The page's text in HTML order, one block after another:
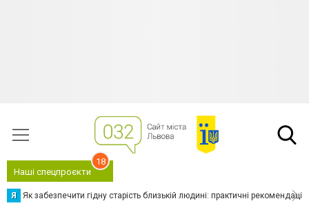
Наші спецпроєкти
18
Я Як забезпечити гідну старість близькій людині: практичні рекомендації